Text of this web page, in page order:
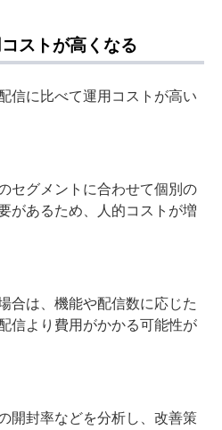
ストが高くなる
信に比べて運用コストが高い
セグメントに合わせて個別の
があるため、人的コストが増
合は、機能や配信数に応じた
信より費用がかかる可能性が
開封率などを分析し、改善策